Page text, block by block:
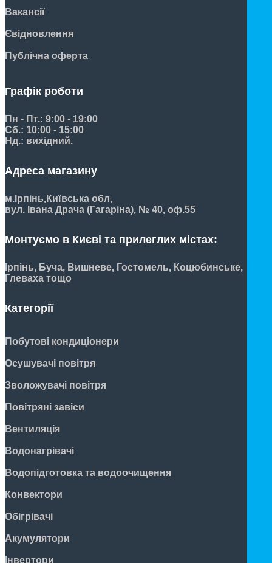
Вакансії
Євідновлення
Публічна оферта
Графік роботи
Пн - Пт.: 9:00 - 19:00
Сб.: 10:00 - 15:00
Нд.: вихідний.
Адреса магазину
м.Ірпінь,Київська обл,
вул. Івана Драча (Гагаріна), № 40, оф.55
Монтуємо в Києві та прилеглих містах:
Ірпінь, Буча, Вишневе, Гостомель, Коцюбинське,
Глеваха тощо
Категорії
Побутові кондиціонери
Осушувачі повітря
Зволожувачі повітря
Повітряні завіси
Вентиляція
Водонагрівачі
Водопідготовка та водоочищення
Конвектори
Обігрівачі
Акумулятори
Інвертори